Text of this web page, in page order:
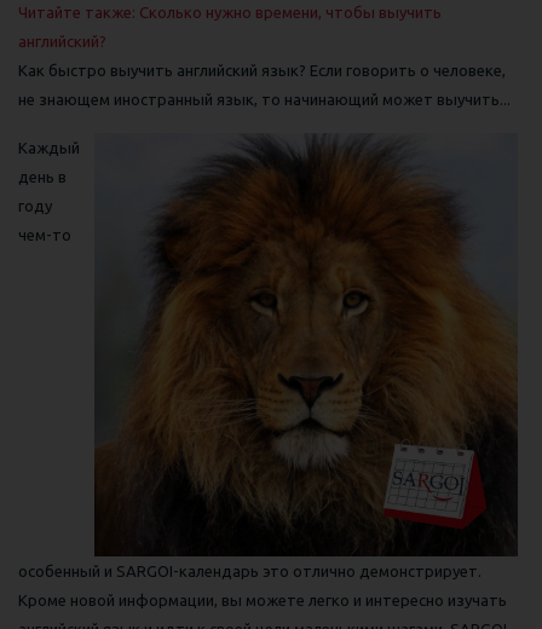
Читайте также: Сколько нужно времени, чтобы выучить
английский?
Как быстро выучить английский язык? Если говорить о человеке,
не знающем иностранный язык, то начинающий может выучить...
Каждый
день в
году
чем-то
особенный и SARGOI-календарь это отлично демонстрирует.
Кроме новой информации, вы можете легко и интересно изучать